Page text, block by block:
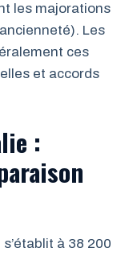
les majorations
Les
ces
et accords
:
à 38 200